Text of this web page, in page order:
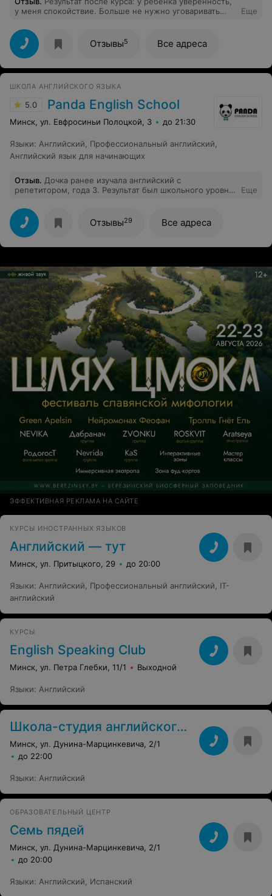
у меня спокойствие. Больше не нужно уговаривать
Еще
Отзывы5 Все адреса
ШКОЛА АНГЛИЙСКОГО ЯЗЫКА
5.0 Panda English School
Минск, ул. Евфросиньи Полоцкой, 3 до 21:30
Языки: Английский Профессиональный английский
Английский язык для начинающих
Отзыв. Дочка ранее изучала английский с
репетитором, года 3. Результат был школьного уровня.
групповые занятия. Для меня самая главная
потребность - это изучения слов, разговорный
английский. Грамматику можно выучить всегда. Самое
главное, что в панда нравится моему ребенку. Самым
волнительным был первый день обучения, я ждала ее
думаю, слава Богу!))) Я еще ни одного раза не
услышала о том, что ей не хочется идти на занятие.
Система мотивации интересная: накапливать панда
фунты и потом что-нибудь себе за это приобрести в
школе. Недавно у детей была пижамная "вечеринка".
Девочки из группы пришли в пижамах кигуруми))
Забавно. Обратная связь от учителя есть тоже, если
спросить об этом Администратора. Администрация
максимально вежливо и лояльно общается с
родителями в чате, что тоже немаловажно. О
результате сложно что-то говорить на текущий
момент, нужно время еще. Главное, что есть интерес к
об
Еще
Отзывы29 Все адреса
ЭФФЕКТИВНАЯ РЕКЛАМА НА САЙТЕ
КУРСЫ ИНОСТРАННЫХ ЯЗЫКОВ
Английский — тут
Минск, ул. Притыцкого, 29 до 20:00
Языки: Английский, Профессиональный английский, IT-
английский
КУРСЫ
English Speaking Club
Минск, ул. Петра Глебки, 11/1 Выходной
Языки: Английский
Школа-студия английского языка
Минск, ул. Дунина-Марцинкевича, 2/1
до 22:00
Языки: Английский
ОБРАЗОВАТЕЛЬНЫЙ ЦЕНТР
Семь пядей
Минск, ул. Дунина-Марцинкевича, 2/1
до 20:00
Языки: Английский, Испанский